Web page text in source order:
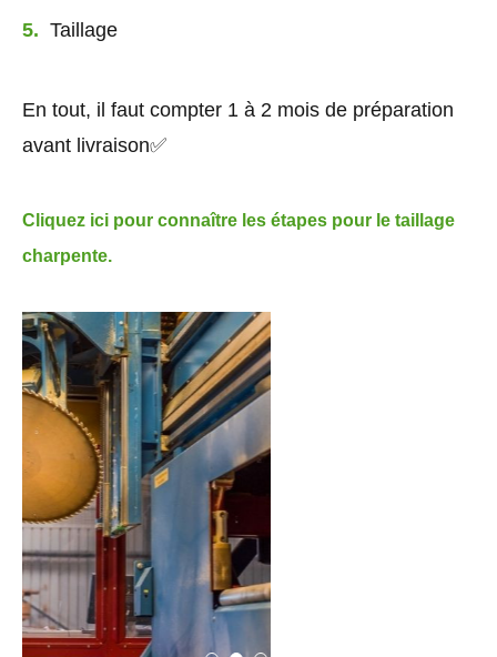
Taillage
En tout, il faut compter 1 à 2 mois de préparation
avant livraison✅
Cliquez ici pour connaître les étapes pour le taillage
charpente.